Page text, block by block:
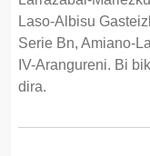
Laso-Albisu
Serie Bn, Amiano-
IV-Arangureni. Bi
dira.